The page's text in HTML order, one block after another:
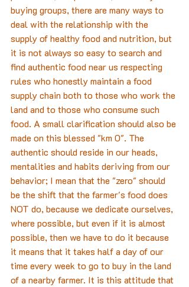
buying groups, there are many ways to
deal with the relationship with the
supply of healthy food and nutrition, but
it is not always so easy to search and
find authentic food near us respecting
rules who honestly maintain a food
supply chain both to those who work the
land and to those who consume such
food. A small clarification should also be
made on this blessed "km 0". The
authentic should reside in our heads,
mentalities and habits deriving from our
behavior; I mean that the "zero" should
be the shift that the farmer's food does
NOT do, because we dedicate ourselves,
where possible, but even if it is almost
possible, then we have to do it because
it means that it takes half a day of our
time every week to go to buy in the land
of a nearby farmer. It is this attitude that